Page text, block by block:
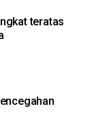
teratas